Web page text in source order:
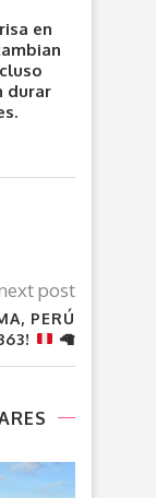
en
durar
post
PERÚ
🦙